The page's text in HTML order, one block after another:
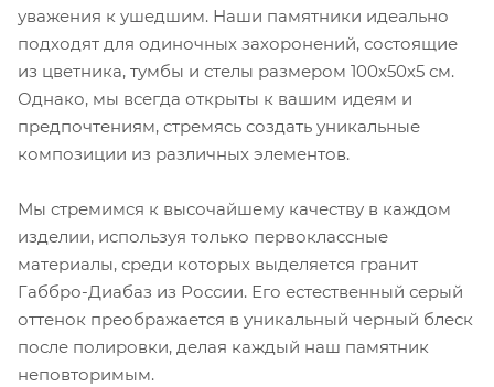
уважения к ушедшим. Наши памятники идеально
подходят для одиночных захоронений, состоящие
из цветника, тумбы и стелы размером 100х50х5 см.
Однако, мы всегда открыты к вашим идеям и
предпочтениям, стремясь создать уникальные
композиции из различных элементов.
Мы стремимся к высочайшему качеству в каждом
изделии, используя только первоклассные
материалы, среди которых выделяется гранит
Габбро-Диабаз из России. Его естественный серый
оттенок преображается в уникальный черный блеск
после полировки, делая каждый наш памятник
неповторимым.